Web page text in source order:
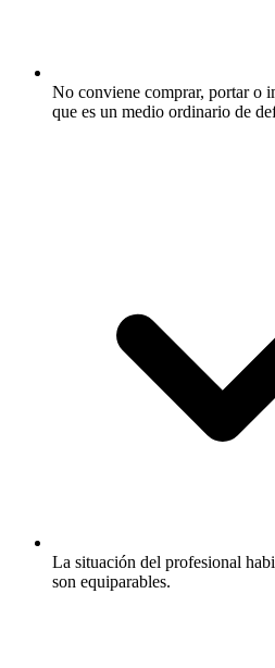
No conviene comprar, portar o
que es un medio ordinario de
La situación del profesional
son equiparables.